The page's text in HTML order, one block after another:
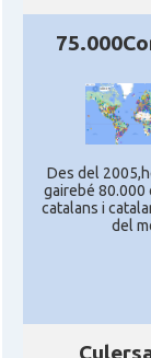
Des del
gairebé 80.000
catalans i
del